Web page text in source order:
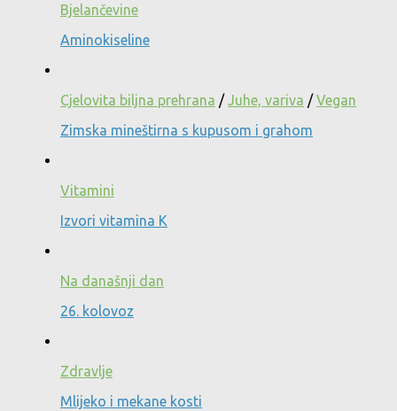
Bjelančevine
Aminokiseline
Cjelovita biljna prehrana /Juhe, variva /Vegan
Zimska mineštirna s kupusom i grahom
Vitamini
Izvori vitamina K
Na današnji dan
26. kolovoz
Zdravlje
Mlijeko i mekane kosti